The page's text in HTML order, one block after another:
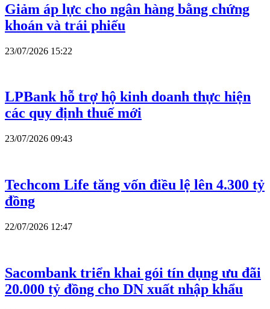
Giảm áp lực cho ngân hàng bằng chứng
khoán và trái phiếu
23/07/2026 15:22
LPBank hỗ trợ hộ kinh doanh thực hiện
các quy định thuế mới
23/07/2026 09:43
Techcom Life tăng vốn điều lệ lên 4.300 tỷ
đồng
22/07/2026 12:47
Sacombank triển khai gói tín dụng ưu đãi
20.000 tỷ đồng cho DN xuất nhập khẩu